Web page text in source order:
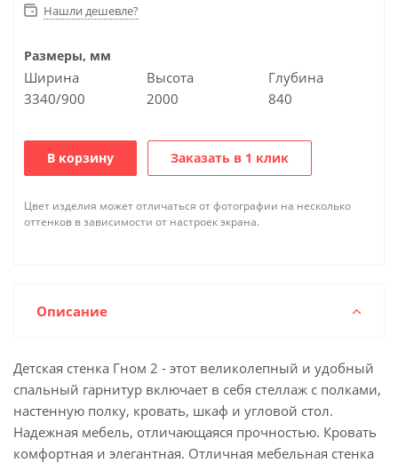
Нашли дешевле?
Размеры, мм
Ширина
3340/900
Высота
2000
Глубина
840
В корзину Заказать в 1 клик
Цвет изделия может отличаться от фотографии на несколько
оттенков в зависимости от настроек экрана.
Описание
Детская стенка Гном 2 - этот великолепный и удобный
спальный гарнитур включает в себя стеллаж с полками,
настенную полку, кровать, шкаф и угловой стол.
Надежная мебель, отличающаяся прочностью. Кровать
комфортная и элегантная. Отличная мебельная стенка